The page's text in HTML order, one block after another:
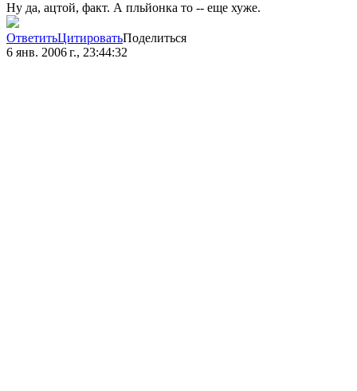
Ну да, ацтой, факт. А пльйонка то -- еще хуже.
ОтветитьЦитироватьПоделиться
6 янв. 2006 г., 23:44:32